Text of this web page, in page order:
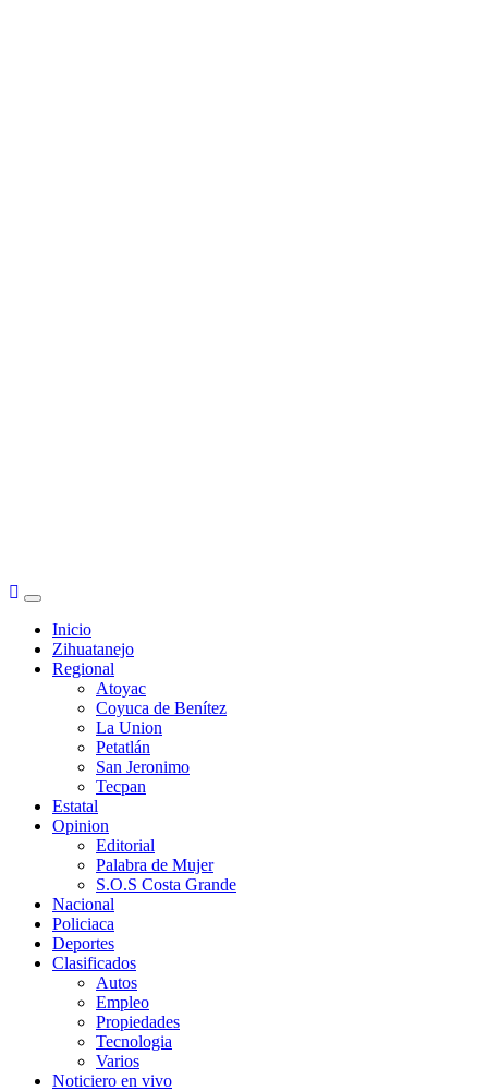
Primary
MenuInicio
Zihuatanejo
Regional
Atoyac
Coyuca de Benítez
La Union
Petatlán
San Jeronimo
Tecpan
Estatal
Opinion
Editorial
Palabra de Mujer
S.O.S Costa Grande
Nacional
Policiaca
Deportes
Clasificados
Autos
Empleo
Propiedades
Tecnologia
Varios
Noticiero en vivo